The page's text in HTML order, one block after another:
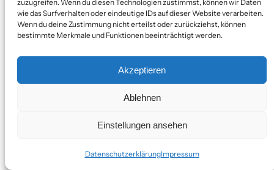
zuzugreifen. Wenn du diesen Technologien zustimmst, können wir Daten
wie das Surfverhalten oder eindeutige IDs auf dieser Website verarbeiten.
Wenn du deine Zustimmung nicht erteilst oder zurückziehst, können
bestimmte Merkmale und Funktionen beeinträchtigt werden.
Akzeptieren
Ablehnen
Einstellungen ansehen
DatenschutzerklärungImpressum